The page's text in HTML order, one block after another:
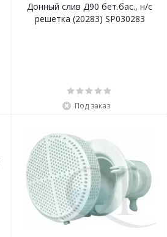
Донный слив Д90 бет.бас., н/с
решетка (20283) SP030283
Под заказ